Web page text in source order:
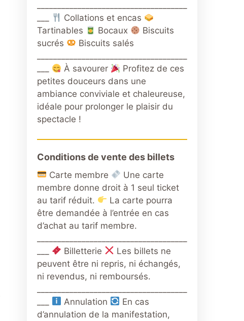
Collations et encas
Tartinables
Bocaux
Biscuits
sucrés
Biscuits salés
À savourer
Profitez de ces
petites douceurs dans une
ambiance conviviale et chaleureuse,
idéale pour prolonger le plaisir du
spectacle !
Conditions de vente des billets
Carte membre
Une carte
membre donne droit à 1 seul ticket
au tarif réduit.
La carte pourra
être demandée à l’entrée en cas
d’achat au tarif membre.
Billetterie
Les billets ne
peuvent être ni repris, ni échangés,
ni revendus, ni remboursés.
Annulation
En cas
d’annulation de la manifestation,